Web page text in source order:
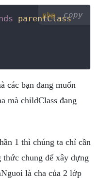
php copy
parentClass
các bạn đang muốn
mà childClass đang
1 thì chúng ta chỉ cần
chung để xây dựng
là cha của 2 lớp